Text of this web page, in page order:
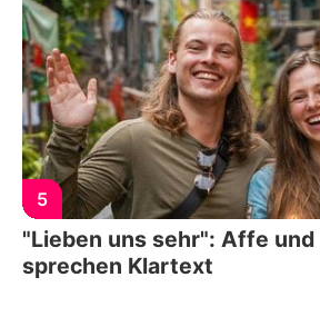
5
"Lieben uns sehr": Affe und
sprechen Klartext